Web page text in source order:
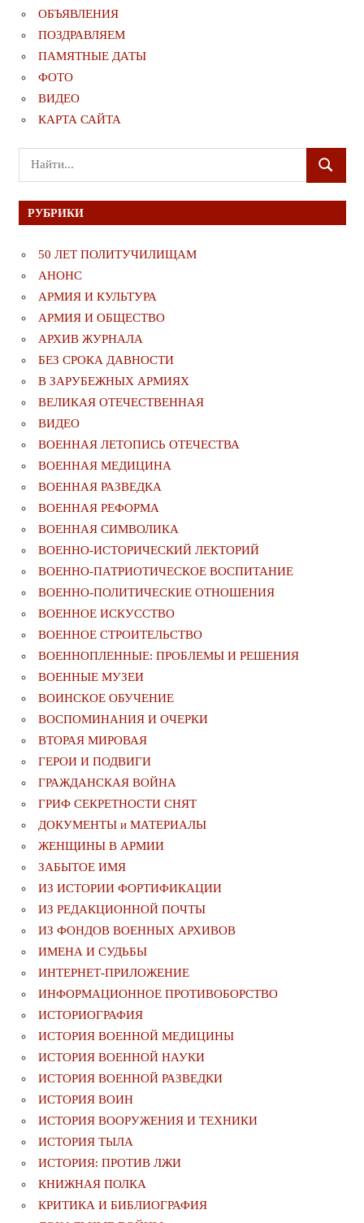
ОБЪЯВЛЕНИЯ
ПОЗДРАВЛЯЕМ
ПАМЯТНЫЕ ДАТЫ
ФОТО
ВИДЕО
КАРТА САЙТА
Поиск
для:
ПОИСК
РУБРИКИ
50 ЛЕТ ПОЛИТУЧИЛИЩАМ
АНОНС
АРМИЯ И КУЛЬТУРА
АРМИЯ И ОБЩЕСТВО
АРХИВ ЖУРНАЛА
БЕЗ СРОКА ДАВНОСТИ
В ЗАРУБЕЖНЫХ АРМИЯХ
ВЕЛИКАЯ ОТЕЧЕСТВЕННАЯ
ВИДЕО
ВОЕННАЯ ЛЕТОПИСЬ ОТЕЧЕСТВА
ВОЕННАЯ МЕДИЦИНА
ВОЕННАЯ РАЗВЕДКА
ВОЕННАЯ РЕФОРМА
ВОЕННАЯ СИМВОЛИКА
ВОЕННО-ИСТОРИЧЕСКИЙ ЛЕКТОРИЙ
ВОЕННО-ПАТРИОТИЧЕСКОЕ ВОСПИТАНИЕ
ВОЕННО-ПОЛИТИЧЕСКИE ОТНОШЕНИЯ
ВОЕННОЕ ИСКУССТВО
ВОЕННОЕ СТРОИТЕЛЬСТВО
ВОЕННОПЛЕННЫЕ: ПРОБЛЕМЫ И РЕШЕНИЯ
ВОЕННЫЕ МУЗЕИ
ВОИНСКОЕ ОБУЧЕНИЕ
ВОСПОМИНАНИЯ И ОЧЕРКИ
ВТОРАЯ МИРОВАЯ
ГЕРОИ И ПОДВИГИ
ГРАЖДАНСКАЯ ВОЙНА
ГРИФ СЕКРЕТНОСТИ СНЯТ
ДОКУМЕНТЫ и МАТЕРИАЛЫ
ЖЕНЩИНЫ В АРМИИ
ЗАБЫТОЕ ИМЯ
ИЗ ИСТОРИИ ФОРТИФИКАЦИИ
ИЗ РЕДАКЦИОННОЙ ПОЧТЫ
ИЗ ФОНДОВ ВОЕННЫХ АРХИВОВ
ИМЕНА И СУДЬБЫ
ИНТЕРНЕТ-ПРИЛОЖЕНИЕ
ИНФОРМАЦИОННОЕ ПРОТИВОБОРСТВО
ИСТОРИОГРАФИЯ
ИСТОРИЯ ВОЕННОЙ МЕДИЦИНЫ
ИСТОРИЯ ВОЕННОЙ НАУКИ
ИСТОРИЯ ВОЕННОЙ РАЗВЕДКИ
ИСТОРИЯ ВОИН
ИСТОРИЯ ВООРУЖЕНИЯ И ТЕХНИКИ
ИСТОРИЯ ТЫЛА
ИСТОРИЯ: ПРОТИВ ЛЖИ
КНИЖНАЯ ПОЛКА
КРИТИКА И БИБЛИОГРАФИЯ